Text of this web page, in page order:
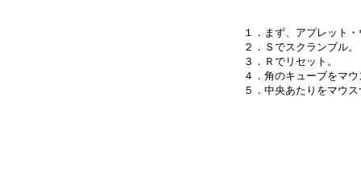
１．まず、アプレット
２．Ｓでスクランブル。
３．Ｒでリセット。
４．角のキューブをマ